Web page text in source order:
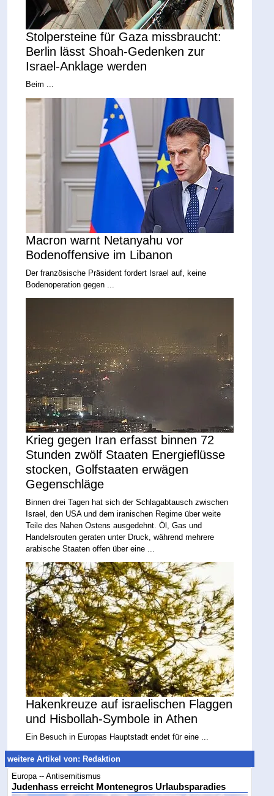
Stolpersteine für Gaza missbraucht:
Berlin lässt Shoah-Gedenken zur
Israel-Anklage werden
Beim ...
Macron warnt Netanyahu vor
Bodenoffensive im Libanon
Der französische Präsident fordert Israel auf, keine
Bodenoperation gegen ...
Krieg gegen Iran erfasst binnen 72
Stunden zwölf Staaten Energieflüsse
stocken, Golfstaaten erwägen
Gegenschläge
Binnen drei Tagen hat sich der Schlagabtausch zwischen
Israel, den USA und dem iranischen Regime über weite
Teile des Nahen Ostens ausgedehnt. Öl, Gas und
Handelsrouten geraten unter Druck, während mehrere
arabische Staaten offen über eine ...
Hakenkreuze auf israelischen Flaggen
und Hisbollah-Symbole in Athen
Ein Besuch in Europas Hauptstadt endet für eine ...
weitere Artikel von: Redaktion
Europa -- Antisemitismus
Judenhass erreicht Montenegros Urlaubsparadies